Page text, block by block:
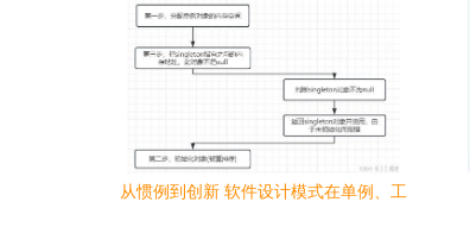
从惯例到创新 软件设计模式在单例、工